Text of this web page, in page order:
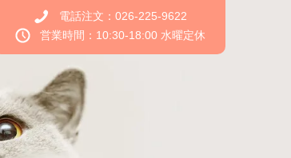
電話注文：026-225-9622
営業時間：10:30-18:00 水曜定休